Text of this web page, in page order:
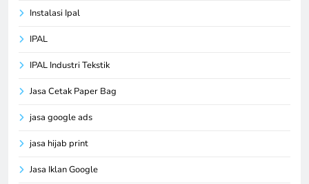
Instalasi Ipal
IPAL
IPAL Industri Tekstik
Jasa Cetak Paper Bag
jasa google ads
jasa hijab print
Jasa Iklan Google